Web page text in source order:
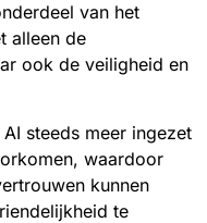
van het
alleen de
ook de veiligheid en
steeds meer ingezet
waardoor
kunnen
te